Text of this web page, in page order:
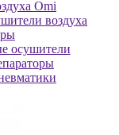
Omi
воздуха
осушители